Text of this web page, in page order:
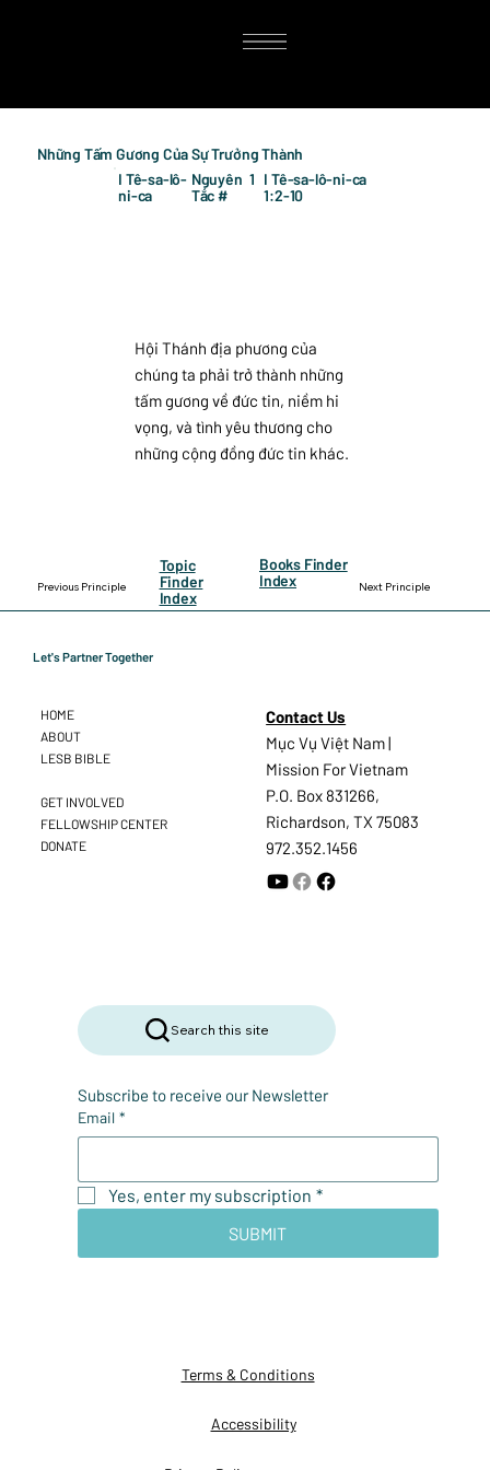
Previous Principle
Topic
Finder
Index
Books Finder
Index
Next Principle
Những Tấm Gương Của Sự Trưởng Thành
I Tê-sa-lô-
ni-ca
Nguyên
Tắc #
1 I Tê-sa-lô-ni-ca
1:2-10
Hội Thánh địa phương của
chúng ta phải trở thành những
tấm gương về đức tin, niềm hi
vọng, và tình yêu thương cho
những cộng đồng đức tin khác.
Let's Partner Together
Terms & Conditions
Accessibility
Search this site
Subscribe to receive our Newsletter
Email *
Yes, enter my subscription *
SUBMIT
Contact Us
Mục Vụ Việt Nam |
Mission For Vietnam
P.O. Box 831266,
Richardson, TX 75083
972.352.1456
HOME
ABOUT
LESB BIBLE
GET INVOLVED
FELLOWSHIP CENTER
DONATE